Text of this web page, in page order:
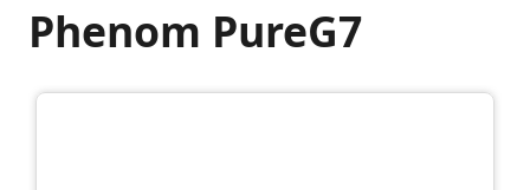
Phenom PureG7